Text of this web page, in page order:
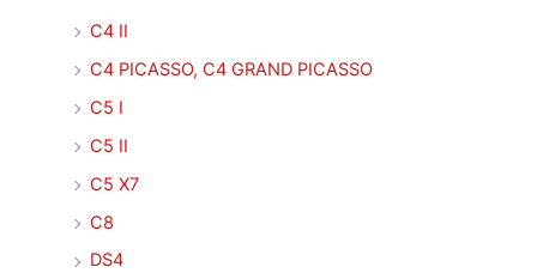
C4 II
C4 PICASSO, C4 GRAND PICASSO
C5 I
C5 II
C5 X7
C8
DS4